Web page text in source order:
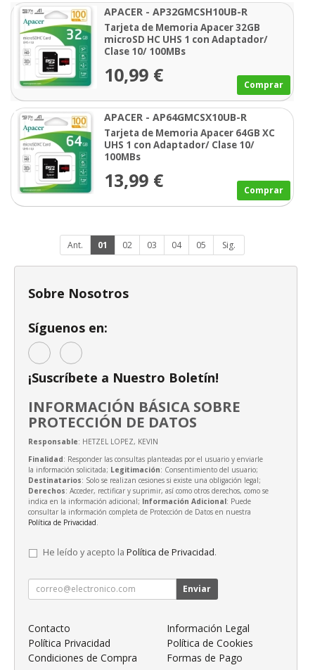
APACER - AP32GMCSH10UB-R
Tarjeta de Memoria Apacer 32GB
microSD HC UHS 1 con Adaptador/
Clase 10/ 100MBs
10,99 € Comprar
APACER - AP64GMCSX10UB-R
Tarjeta de Memoria Apacer 64GB XC
UHS 1 con Adaptador/ Clase 10/
100MBs
13,99 € Comprar
Ant. 01 02 03 04 05 Sig.
Sobre Nosotros
Síguenos en:
¡Suscríbete a Nuestro Boletín!
INFORMACIÓN BÁSICA SOBRE
PROTECCIÓN DE DATOS
Responsable: HETZEL LOPEZ, KEVIN
Finalidad: Responder las consultas planteadas por el usuario y enviarle
la información solicitada; Legitimación: Consentimiento del usuario;
Destinatarios: Solo se realizan cesiones si existe una obligación legal;
Derechos: Acceder, rectificar y suprimir, así como otros derechos, como se
indica en la información adicional; Información Adicional: Puede
consultar la información completa de Protección de Datos en nuestra
Política de Privacidad
He leído y acepto la Política de Privacidad.
Enviar
Contacto
Información Legal
Política Privacidad
Política de Cookies
Condiciones de Compra
Formas de Pago